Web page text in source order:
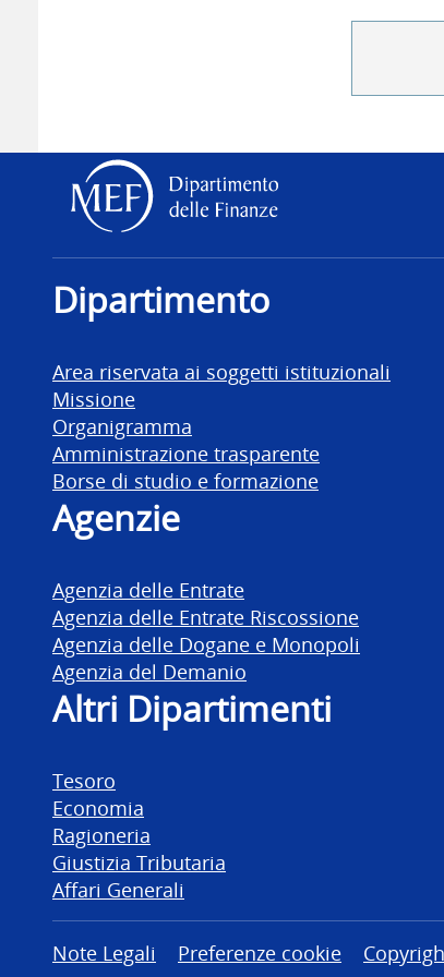
Dipartimento delle
Dipartimento
Area riservata ai soggetti istituzionali
Missione
Organigramma
Amministrazione trasparente
Borse di studio e formazione
Agenzie
Agenzia delle Entrate
Agenzia delle Entrate Riscossione
Agenzia delle Dogane e Monopoli
Agenzia del Demanio
Altri Dipartimenti
Tesoro
Economia
Ragioneria
Giustizia Tributaria
Affari Generali
Altre informazioni
Note Legali Preferenze cookie